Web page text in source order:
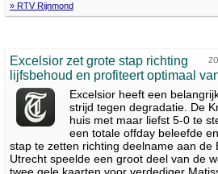
» RTV Rijnmond
Excelsior zet grote stap richting
lijfsbehoud en profiteert optimaal
Excelsior heeft een
strijd tegen degradatie. De
huis met maar liefst 5-0 te
een totale offday beleefde
stap te zetten richting deelname aan de
Utrecht speelde een groot deel van de